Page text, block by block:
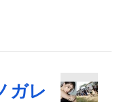
ガレ